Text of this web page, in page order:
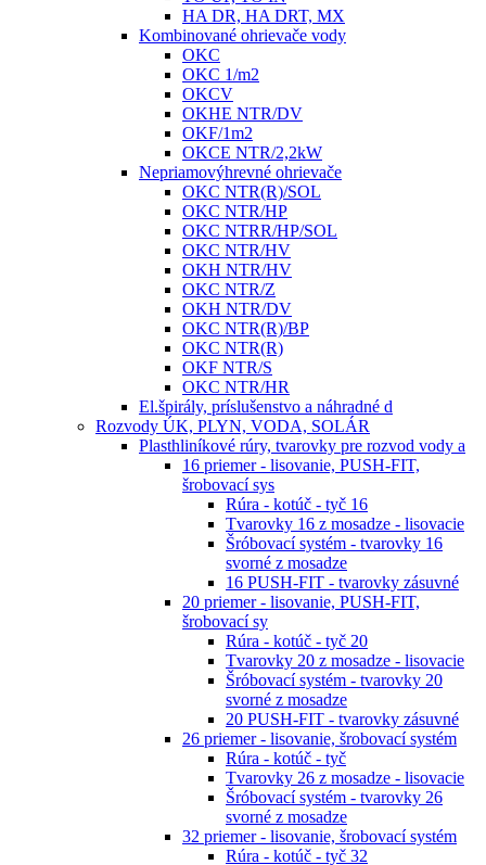
HA DR, HA DRT, MX
Kombinované ohrievače vody
OKC
OKC 1/m2
OKCV
OKHE NTR/DV
OKF/1m2
OKCE NTR/2,2kW
Nepriamovýhrevné ohrievače
OKC NTR(R)/SOL
OKC NTR/HP
OKC NTRR/HP/SOL
OKC NTR/HV
OKH NTR/HV
OKC NTR/Z
OKH NTR/DV
OKC NTR(R)/BP
OKC NTR(R)
OKF NTR/S
OKC NTR/HR
El.špirály, príslušenstvo a náhradné d
Rozvody ÚK, PLYN, VODA, SOLÁR
Plasthliníkové rúry, tvarovky pre rozvod vody a
16 priemer - lisovanie, PUSH-FIT,
šrobovací sys
Rúra - kotúč - tyč 16
Tvarovky 16 z mosadze - lisovacie
Šróbovací systém - tvarovky 16
svorné z mosadze
16 PUSH-FIT - tvarovky zásuvné
20 priemer - lisovanie, PUSH-FIT,
šrobovací sy
Rúra - kotúč - tyč 20
Tvarovky 20 z mosadze - lisovacie
Šróbovací systém - tvarovky 20
svorné z mosadze
20 PUSH-FIT - tvarovky zásuvné
26 priemer - lisovanie, šrobovací systém
Rúra - kotúč - tyč
Tvarovky 26 z mosadze - lisovacie
Šróbovací systém - tvarovky 26
svorné z mosadze
32 priemer - lisovanie, šrobovací systém
Rúra - kotúč - tyč 32